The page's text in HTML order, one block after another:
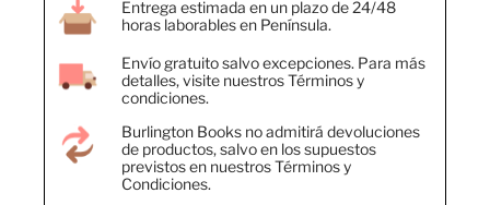
Entrega estimada en un plazo de 24/48
horas laborables en Península.
Envío gratuito salvo excepciones. Para más
detalles, visite nuestros Términos y
condiciones.
Burlington Books no admitirá devoluciones
de productos, salvo en los supuestos
previstos en nuestros Términos y
Condiciones.